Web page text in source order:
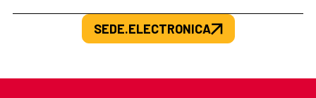
SEDE.ELECTRONICA